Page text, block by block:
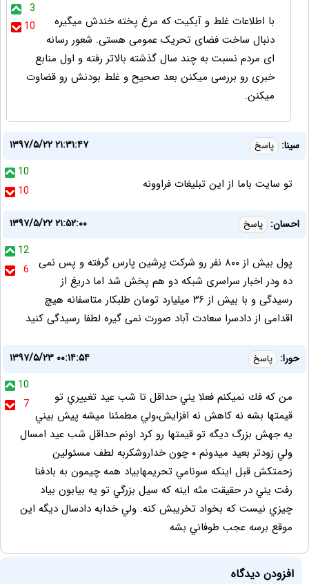
3
10
با اطلاعات غلط و آبکیت که مرغ پخته خندش میگیره
دنبال ساخت فضای تحریک عمومی هستی. شعور رسانه
ای مردم نسبت به چند سال گذشته بالاتر رفته و اول منابع
خبری رو بررسی میکنن بعد صحیح و غلط بودنش رو قضاوت
میکنن.
سینا: پاسخ
۱۳۹۷/۵/۲۲ ۲۱:۳۱:۴۷
10
10
تو سایت باما از این تبلیغات فراوونه
احسان: پاسخ
۱۳۹۷/۵/۲۲ ۲۱:۵۲:۰۰
12
6
پول بیش از ۸۰۰ نفر رو شرکت پرشین پارس گرفته و پس نمی
ده ودر اخبار سراسری شبکه دو هم پخش شد اما دریغ از
رسیدگی و با بیش از ۳۶ میلیارد تومان طلبکار متاسفانه هیچ
اقدامی از دادسرا سعادت آباد صورت نمی گیره لطفا رسیدگی کنید
حورا: پاسخ
۱۳۹۷/۵/۲۳ ۰۰:۱۴:۵۴
10
7
من كه فك نميكنم فعلا يني حداقل تا شب عيد تغييري تو
قيمتها بشه نه كاهش نه افزايش،ولي مطمئنا ميشه پيش بيني
يه جهش بزرگ ديگه تو قيمتها رو كرد اونم حداقل شب عيد امسال
ولي زودتر بعيد ميدونم ٠ چون خداروشكربه لطف مسئولين
زحمتكش قبل اينكه سونامي تحريمهابياد همه چيمون به بادفنا
رفت يني در حقيقت مثه اينه كه سيل بزرگي تو يه بيابون بياد
چيزي نيست كه بخواد تخريبش كنه. ولي خدابه دادسال ديگه اين
موقع برسه عجب طوفاني بشه
افزودن دیدگاه